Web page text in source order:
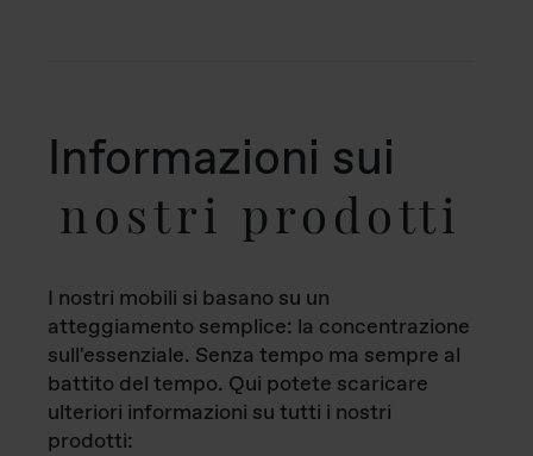
Informazioni sui
nostri prodotti
I nostri mobili si basano su un
atteggiamento semplice: la concentrazione
sull'essenziale. Senza tempo ma sempre al
battito del tempo. Qui potete scaricare
ulteriori informazioni su tutti i nostri
prodotti: